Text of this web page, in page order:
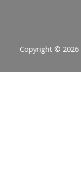
Copyright © 2026